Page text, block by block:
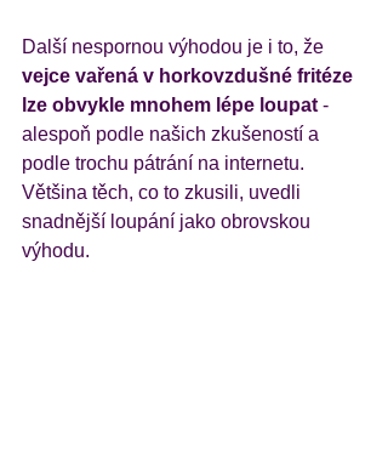
Další nespornou výhodou je i to, že
vejce vařená v horkovzdušné fritéze
lze obvykle mnohem lépe loupat -
alespoň podle našich zkušeností a
podle trochu pátrání na internetu.
Většina těch, co to zkusili, uvedli
snadnější loupání jako obrovskou
výhodu.